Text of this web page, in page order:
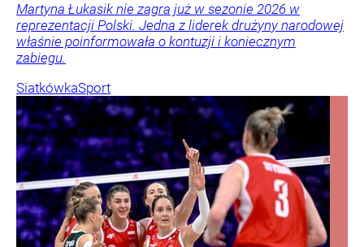
Martyna Łukasik nie zagra już w sezonie 2026 w
reprezentacji Polski. Jedna z liderek drużyny narodowej
właśnie poinformowała o kontuzji i koniecznym
zabiegu.
SiatkówkaSport